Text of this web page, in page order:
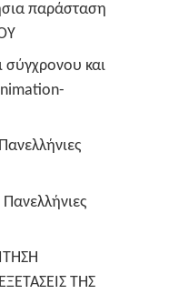
παράσταση
και
ΤΗΣ